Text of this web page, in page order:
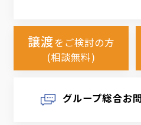
譲渡をご検討の方
(相談無料)
グループ総合お